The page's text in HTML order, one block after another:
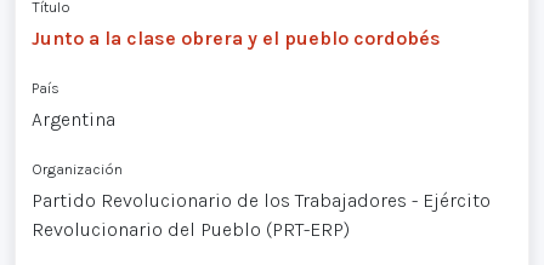
Título
Junto a la clase obrera y el pueblo cordobés
País
Argentina
Organización
Partido Revolucionario de los Trabajadores - Ejército
Revolucionario del Pueblo (PRT-ERP)